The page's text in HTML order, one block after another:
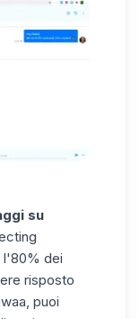
su
l'80% dei
risposto
puoi